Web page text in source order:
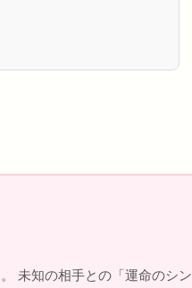
未知の相手との「運命のシン